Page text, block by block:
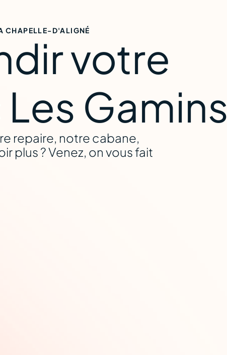
d’Aligné
CHAPELLE-D'ALIGNÉ
votre
Gamins
repaire, notre cabane,
plus ? Venez, on vous fait